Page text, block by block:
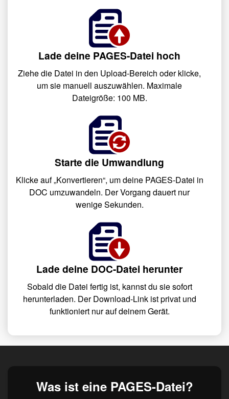
Lade deine PAGES-Datei hoch
Ziehe die Datei in den Upload-Bereich oder klicke,
um sie manuell auszuwählen. Maximale
Dateigröße: 100 MB.
Starte die Umwandlung
Klicke auf „Konvertieren“, um deine PAGES-Datei in
DOC umzuwandeln. Der Vorgang dauert nur
wenige Sekunden.
Lade deine DOC-Datei herunter
Sobald die Datei fertig ist, kannst du sie sofort
herunterladen. Der Download-Link ist privat und
funktioniert nur auf deinem Gerät.
Was ist eine PAGES-Datei?